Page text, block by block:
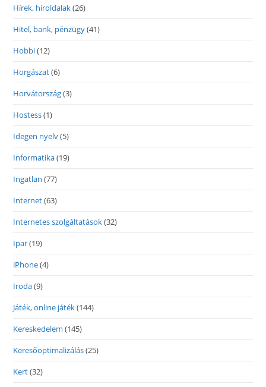
Hírek, híroldalak(26)
Hitel, bank, pénzügy(41)
Hobbi(12)
Horgászat(6)
Horvátország(3)
Hostess(1)
Idegen nyelv(5)
Informatika(19)
Ingatlan (77)
Internet(63)
Internetes szolgáltatások(32)
Ipar(19)
iPhone(4)
Iroda(9)
Játék, online játék(144)
Kereskedelem (145)
Keresőoptimalizálás(25)
Kert(32)